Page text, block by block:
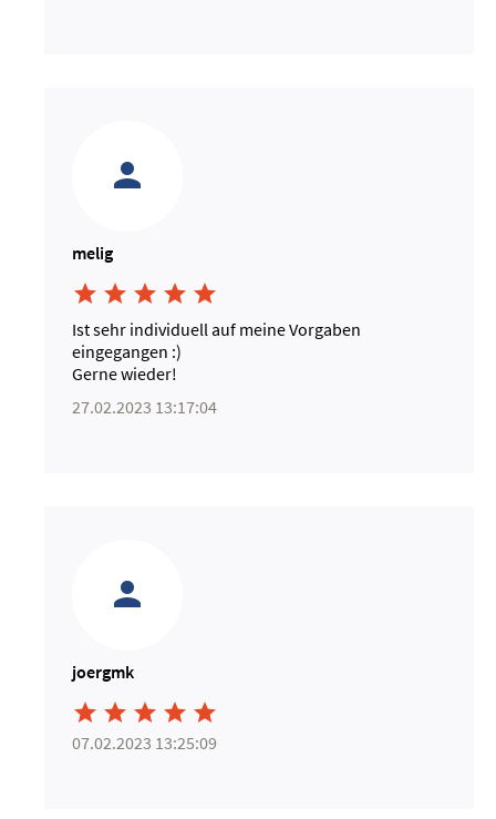
melig
    
Ist sehr individuell auf meine Vorgaben
eingegangen :)
Gerne wieder!
27.02.2023 13:17:04
joergmk
    
07.02.2023 13:25:09